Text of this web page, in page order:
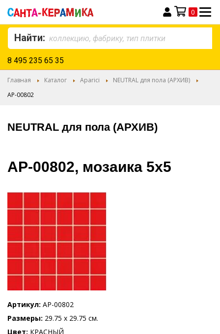
Моя корзина
0
Найти:
8 495 235 65 35
Главная Каталог Aparici
NEUTRAL для пола (АРХИВ)
AP-00802
NEUTRAL для пола (АРХИВ)
AP-00802, мозаика 5х5
Артикул AP-00802
Размеры 29.75 x 29.75 см.
Цвет КРАСНЫЙ